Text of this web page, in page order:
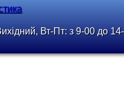
Вт-Пт: з 9-00 до